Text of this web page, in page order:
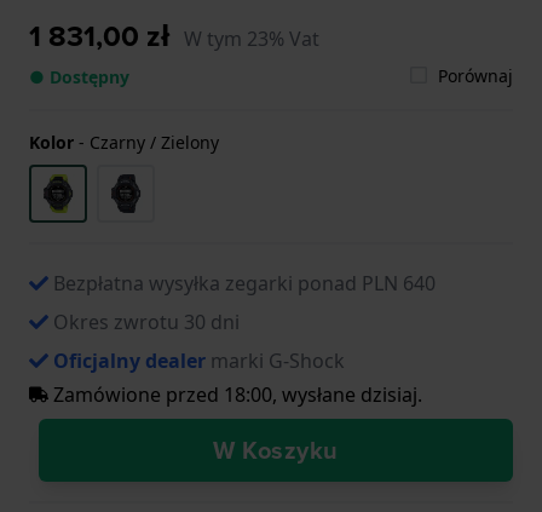
1 831,00 zł W tym 23% Vat
● Dostępny Porównaj
Kolor - Czarny / Zielony
Bezpłatna wysyłka zegarki ponad PLN 640
Okres zwrotu 30 dni
Oficjalny dealer marki G-Shock
Zamówione przed 18:00, wysłane dzisiaj.
W Koszyku